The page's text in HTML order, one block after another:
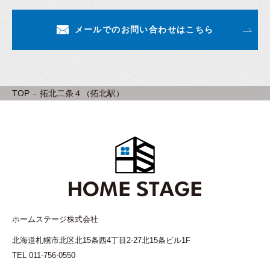
メールでのお問い合わせはこちら
TOP 拓北二条４（拓北駅）
ホームステージ株式会社
北海道札幌市北区北15条西4丁目2-27北15条ビル1F
TEL 011-756-0550